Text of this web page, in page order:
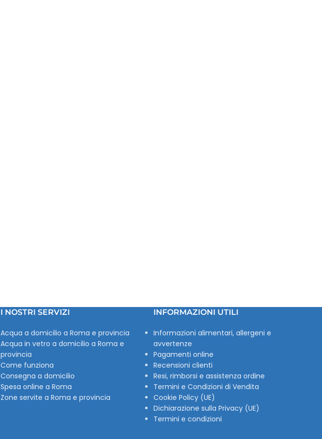
I NOSTRI SERVIZI
Acqua a domicilio a Roma e provincia
Acqua in vetro a domicilio a Roma e
provincia
Come funziona
Consegna a domicilio
Spesa online a Roma
Zone servite a Roma e provincia
INFORMAZIONI UTILI
Informazioni alimentari, allergeni e
avvertenze
Pagamenti online
Recensioni clienti
Resi, rimborsi e assistenza ordine
Termini e Condizioni di Vendita
Cookie Policy (UE)
Dichiarazione sulla Privacy (UE)
Termini e condizioni